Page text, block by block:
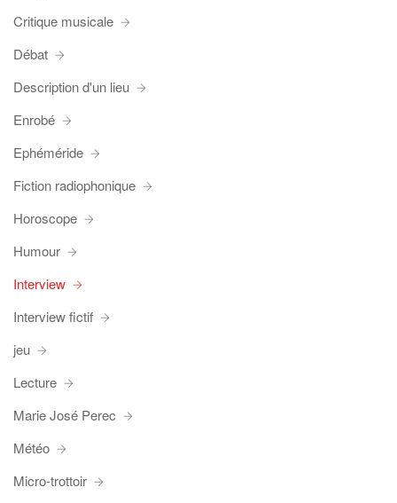
Critique musicale
Débat
Description d'un lieu
Enrobé
Ephéméride
Fiction radiophonique
Horoscope
Humour
Interview
Interview fictif
jeu
Lecture
Marie José Perec
Météo
Micro-trottoir